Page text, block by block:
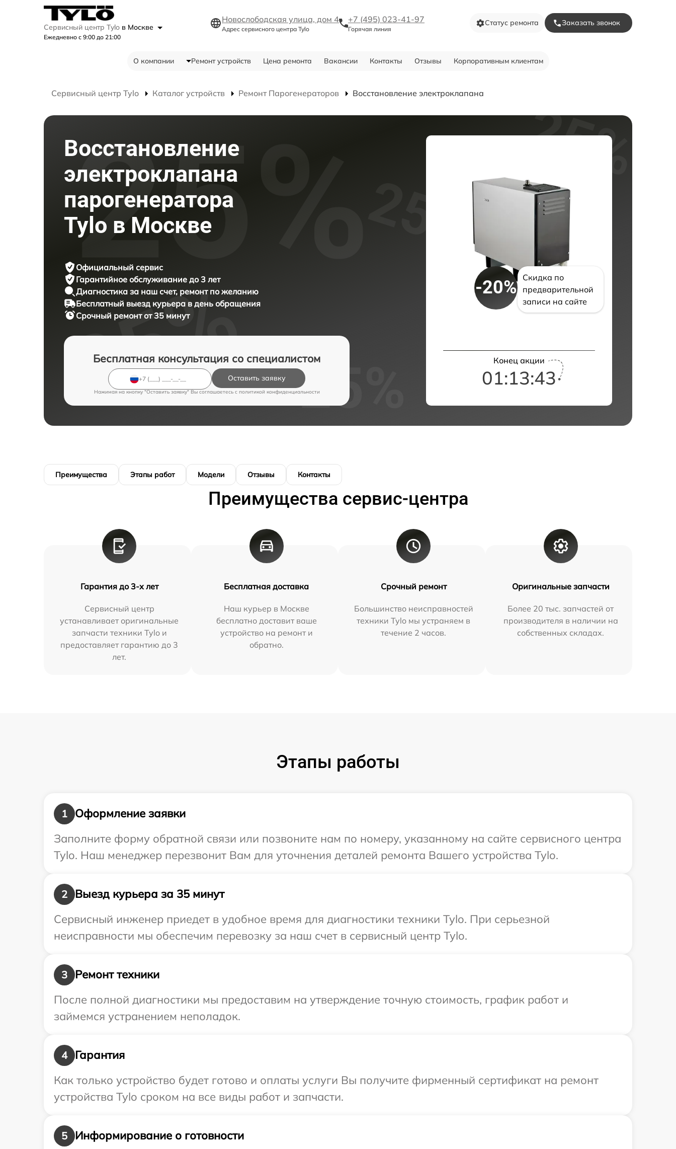
Сервисный центр Tylo в Москве
Ежедневно с 9:00 до 21:00
Новослободская улица, дом 4
Адрес сервисного центра Tylo
+7 (495) 023-41-97
Горячая линия
Статус ремонта Заказать звонок
О компании Ремонт устройств Цена ремонта Вакансии Контакты Отзывы Корпоративным клиентам
Сервисный центр Tylo Каталог устройств Ремонт Парогенераторов Восстановление электроклапана
Восстановление
электроклапана
парогенератора
Tylo в Москве
Официальный сервис
Гарантийное обслуживание до 3 лет
Диагностика за наш счет, ремонт по желанию
Бесплатный выезд курьера в день обращения
Срочный ремонтот 35 минут
Бесплатная консультация со специалистом
Оставить заявку
Нажимая на кнопку "Оставить заявку" Вы соглашаетесь c политикой конфиденциальности
-20%
Скидка по
предварительной
записи на сайте
Конец акции
01:13:42
Преимущества Этапы работ Модели Отзывы Контакты
Преимущества сервис-центра
Гарантия до 3-х лет
Сервисный центр
устанавливает оригинальные
запчасти техники Tylo и
предоставляет гарантию до 3
лет.
Бесплатная доставка
Наш курьер в Москве
бесплатно доставит ваше
устройство на ремонт и
обратно.
Срочный ремонт
Большинство неисправностей
техники Tylo мы устраняем в
течение 2 часов.
Оригинальные запчасти
Более 20 тыс. запчастей от
производителя в наличии на
собственных складах.
Этапы работы
1
Оформление заявки
Заполните форму обратной связи или позвоните нам по номеру, указанному на сайте сервисного центра
Tylo. Наш менеджер перезвонит Вам для уточнения деталей ремонта Вашего устройства Tylo.
2
Выезд курьера за 35 минут
Сервисный инженер приедет в удобное время для диагностики техники Tylo. При серьезной
неисправности мы обеспечим перевозку за наш счет в сервисный центр Tylo.
3
Ремонт техники
После полной диагностики мы предоставим на утверждение точную стоимость, график работ и
займемся устранением неполадок.
4
Гарантия
Как только устройство будет готово и оплаты услуги Вы получите фирменный сертификат на ремонт
устройства Tylo сроком на все виды работ и запчасти.
5
Информирование о готовности